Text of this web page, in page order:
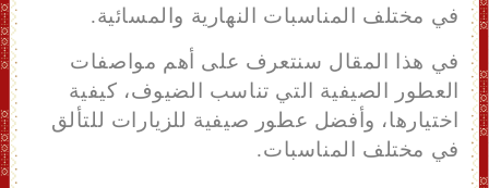
في مختلف المناسبات النهارية والمسائية.
في هذا المقال سنتعرف على أهم مواصفات
العطور الصيفية التي تناسب الضيوف، كيفية
اختيارها، وأفضل عطور صيفية للزيارات للتألق
في مختلف المناسبات.